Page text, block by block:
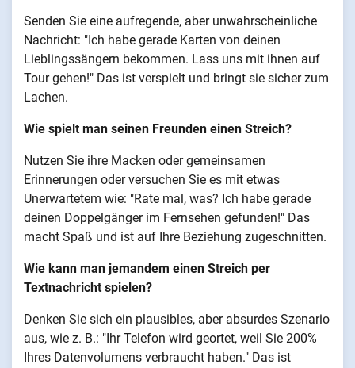
Senden Sie eine aufregende, aber unwahrscheinliche
Nachricht: "Ich habe gerade Karten von deinen
Lieblingssängern bekommen. Lass uns mit ihnen auf
Tour gehen!" Das ist verspielt und bringt sie sicher zum
Lachen.
Wie spielt man seinen Freunden einen Streich?
Nutzen Sie ihre Macken oder gemeinsamen
Erinnerungen oder versuchen Sie es mit etwas
Unerwartetem wie: "Rate mal, was? Ich habe gerade
deinen Doppelgänger im Fernsehen gefunden!" Das
macht Spaß und ist auf Ihre Beziehung zugeschnitten.
Wie kann man jemandem einen Streich per
Textnachricht spielen?
Denken Sie sich ein plausibles, aber absurdes Szenario
aus, wie z. B.: "Ihr Telefon wird geortet, weil Sie 200%
Ihres Datenvolumens verbraucht haben." Das ist